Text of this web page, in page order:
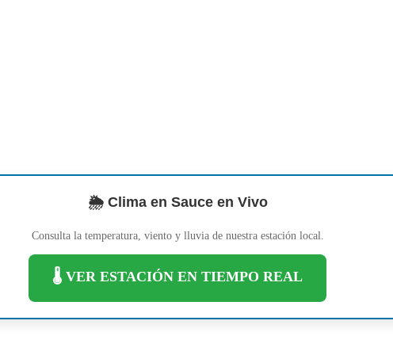
🌦️ Clima en Sauce en Vivo
Consulta la temperatura, viento y lluvia de nuestra estación local.
🌡️ VER ESTACIÓN EN TIEMPO REAL